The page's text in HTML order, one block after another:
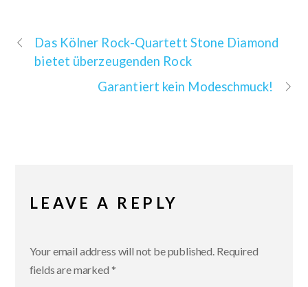
Das Kölner Rock-Quartett Stone Diamond
bietet überzeugenden Rock
Garantiert kein Modeschmuck!
LEAVE A REPLY
Your email address will not be published. Required
fields are marked *